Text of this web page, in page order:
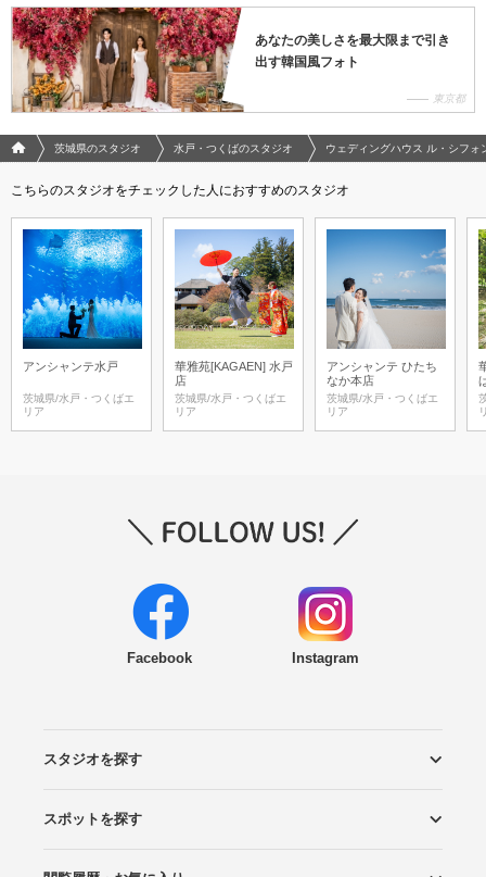
あなたの美しさを最大限まで引き
出す韓国風フォト
東京都
フォトウエディング/結婚写真のPhotorait ホーム
茨城県のスタジオ 水戸・つくばのスタジオ ウェディングハウス ル・シフォ
こちらのスタジオをチェックした人におすすめのスタジオ
アンシャンテ水戸
茨城県/水戸・つくばエ
リア
華雅苑[KAGAEN] 水戸
店
茨城県/水戸・つくばエ
リア
アンシャンテ ひたち
なか本店
茨城県/水戸・つくばエ
リア
Facebook Instagram
スタジオを探す
エリアから探す
こだわりから探す
NEW PHOTO STYLE
プランから探す
フォトタイプ診断
フォトグラファーから探す
国内リゾートから探す
スポットを探す